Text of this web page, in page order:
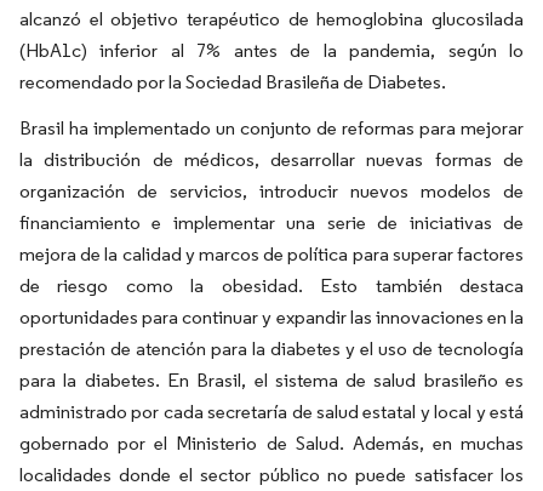
alcanzó el objetivo terapéutico de hemoglobina glucosilada
(HbA1c) inferior al 7% antes de la pandemia, según lo
recomendado por la Sociedad Brasileña de Diabetes.
Brasil ha implementado un conjunto de reformas para mejorar
la distribución de médicos, desarrollar nuevas formas de
organización de servicios, introducir nuevos modelos de
financiamiento e implementar una serie de iniciativas de
mejora de la calidad y marcos de política para superar factores
de riesgo como la obesidad. Esto también destaca
oportunidades para continuar y expandir las innovaciones en la
prestación de atención para la diabetes y el uso de tecnología
para la diabetes. En Brasil, el sistema de salud brasileño es
administrado por cada secretaría de salud estatal y local y está
gobernado por el Ministerio de Salud. Además, en muchas
localidades donde el sector público no puede satisfacer los